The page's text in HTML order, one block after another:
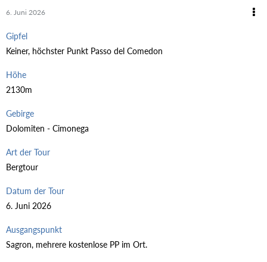
6. Juni 2026
Gipfel
Keiner, höchster Punkt Passo del Comedon
Höhe
2130m
Gebirge
Dolomiten - Cimonega
Art der Tour
Bergtour
Datum der Tour
6. Juni 2026
Ausgangspunkt
Sagron, mehrere kostenlose PP im Ort.